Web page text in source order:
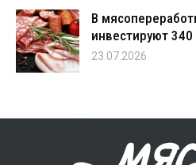
В
инвестируют
23.07.2026